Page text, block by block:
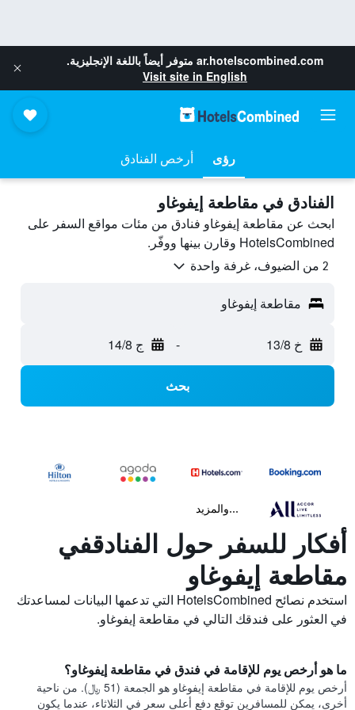
ar.hotelscombined.com متوفر أيضاً باللغة الإنجليزية.
Visit site in English
رؤى أرخص الفنادق
الفنادق في مقاطعة إيفوغاو
ابحث عن مقاطعة إيفوغاو فنادق من مئات مواقع السفر على
HotelsCombined وقارن بينها ووفّر.
2 من الضيوف، غرفة واحدة
مقاطعة إيفوغاو
خ 13/8 - ج 14/8
بحث
...والمزيد
أفكار للسفر حول الفنادقفي
مقاطعة إيفوغاو
استخدم نصائح HotelsCombined التي تدعمها البيانات لمساعدتك
في العثور على فندقك التالي في مقاطعة إيفوغاو.
ما هو أرخص يوم للإقامة في فندق في مقاطعة إيفوغاو؟
أرخص يوم للإقامة في مقاطعة إيفوغاو هو الجمعة (51 ﷼). من ناحية
أخرى، يمكن للمسافرين توقع دفع أعلى سعر في الثلاثاء، عندما يكون